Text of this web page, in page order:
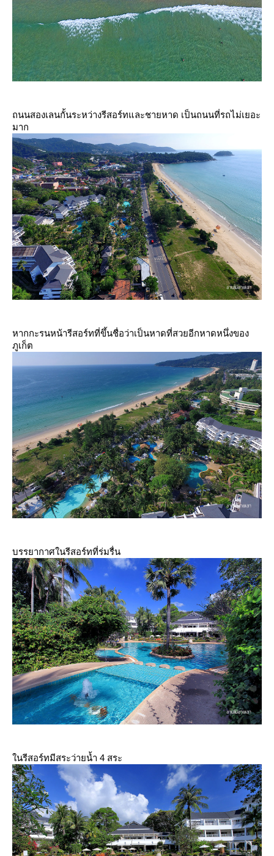
ถนนสองเลนกั้นระหว่างรีสอร์ทและชายหาด เป็นถนนที่รถไม่เยอะ
มาก
หากกะรนหน้ารีสอร์ทที่ขึ้นชื่อว่าเป็นหาดที่สวยอีกหาดหนึ่งของ
ภูเก็ต
บรรยากาศในรีสอร์ทที่ร่มรื่น
นรีสอร์ทมีสระว่ายน้ำ 4 สระ